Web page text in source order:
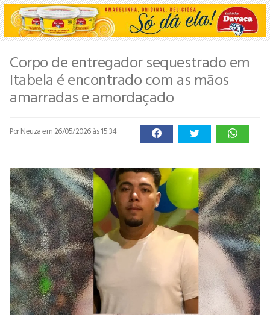
Corpo de entregador sequestrado em
Itabela é encontrado com as mãos
amarradas e amordaçado
Por Neuzaem 26/05/2026 às 15:34